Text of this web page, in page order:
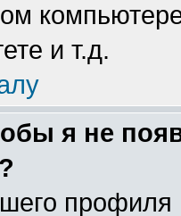
и т.д.
я не